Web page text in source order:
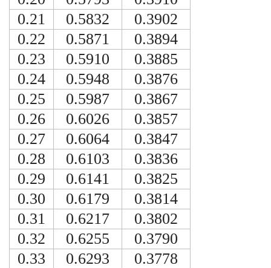
0.21
0.5832
0.3902
0.22
0.5871
0.3894
0.23
0.5910
0.3885
0.24
0.5948
0.3876
0.25
0.5987
0.3867
0.26
0.6026
0.3857
0.27
0.6064
0.3847
0.28
0.6103
0.3836
0.29
0.6141
0.3825
0.30
0.6179
0.3814
0.31
0.6217
0.3802
0.32
0.6255
0.3790
0.33
0.6293
0.3778